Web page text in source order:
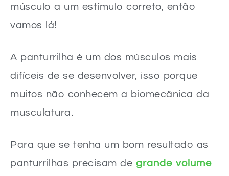
músculo a um estímulo correto, então
vamos lá!
A panturrilha é um dos músculos mais
difíceis de se desenvolver, isso porque
muitos não conhecem a biomecânica da
musculatura.
Para que se tenha um bom resultado as
panturrilhas precisam de grande volume